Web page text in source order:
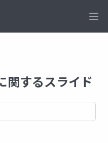
するスライド